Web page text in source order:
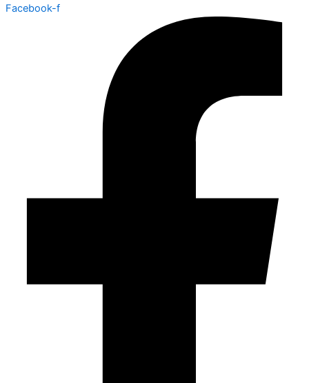
Facebook-f